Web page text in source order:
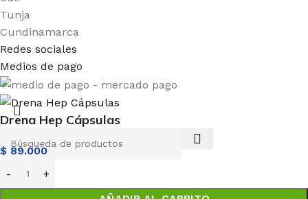
Tunja
Cundinamarca
Redes sociales
Medios de pago
Drena Hep Cápsulas
$ 89.000